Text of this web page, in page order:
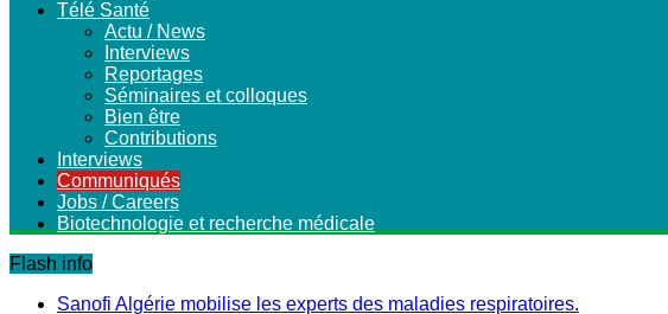
Télé Santé
Actu / News
Interviews
Reportages
Séminaires et colloques
Bien être
Contributions
Interviews
Communiqués
Jobs / Careers
Biotechnologie et recherche médicale
Flash info
Sanofi Algérie mobilise les experts des maladies respiratoires.